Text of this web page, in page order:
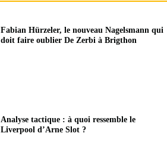
Fabian Hürzeler, le nouveau Nagelsmann qui
doit faire oublier De Zerbi à Brigthon
Analyse tactique : à quoi ressemble le
Liverpool d’Arne Slot ?